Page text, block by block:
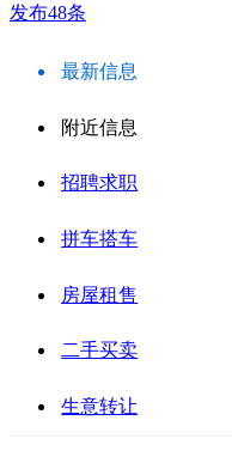
发布48条
最新信息
附近信息
招聘求职
拼车搭车
房屋租售
二手买卖
生意转让